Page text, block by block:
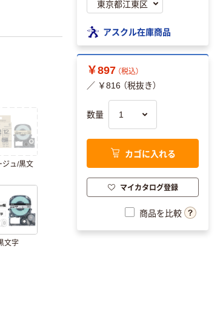
ジュ/黒文
文字
アスクル在庫商品
￥897 （税込）
／ ￥816 （税抜き）
数量
カゴに入れる
マイカタログ登録
商品を比較